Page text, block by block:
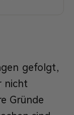
gefolgt,
nicht
Gründe